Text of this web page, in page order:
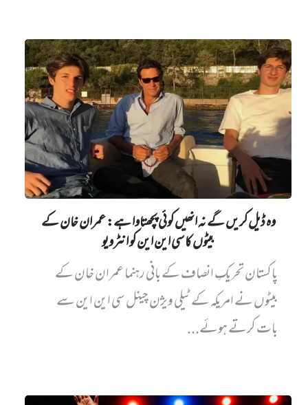
وہ ڈیل کریں گے نہ انھیں کوئی پچھتاوا ہے: عمران خان کے
بیٹوں کا سی این این کو انٹرویو
پاکستان تحریکِ انصاف کے بانی رہنما عمران خان کے
بیٹوں نے امریکہ کے ٹیلی ویژن چینل سی این این سے
بات کرتے ہوئے...